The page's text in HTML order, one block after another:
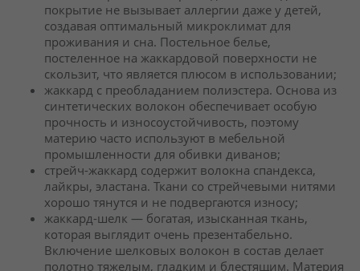
покрытие не вызывает аллергии даже у детей,
создавая оптимальный микроклимат для
проживания и сна. Постельное белье,
постеленное на жаккардовой поверхности не
скользит, что является плюсом в использовании;
жаккард с преобладанием полиэстера. Основа из
синтетических волокон обеспечивает особую
прочность и износоустойчивость, поэтому
материю часто используют в мебельной
промышленности для обивки диванов;
стрейч-жаккард содержит волокна спандекса,
лайкры, эластана. Ткани со стрейчевыми нитями
хорошо тянутся и не подвергаются износу;
жаккард-шелк — богатая, изысканная ткань,
которая выглядит очень презентабельно.
Включение шелковых волокон в состав делает
полотно тяжелым, гладким и блестящим. Материя